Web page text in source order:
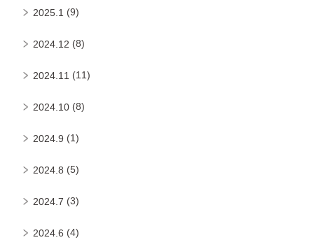
2025.1 (9)
2024.12 (8)
2024.11 (11)
2024.10 (8)
2024.9 (1)
2024.8 (5)
2024.7 (3)
2024.6 (4)